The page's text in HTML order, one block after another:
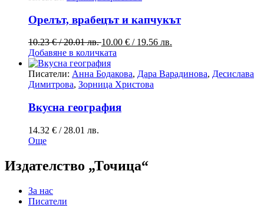
Орелът, врабецът и капчукът
10.23€/ 20.01 лв.Original
price
was:
10.23 €
/
10.00 € / 19.56 лв.
10.00 €
Добавяне в количката
Писатели: Анна Бодакова, Дара Варадинова, Десислава
Димитрова, Зорница Христова
Вкусна география
14.32 € / 28.01 лв.
Още
Издателство „Точица“
За нас
Писатели